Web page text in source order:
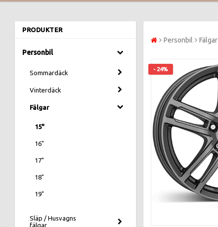
PRODUKTER
Personbil
Sommardäck
Vinterdäck
Fälgar
15"
16"
17"
18"
19"
Släp / Husvagns
fälgar
Personbil Fälgar
- 24%